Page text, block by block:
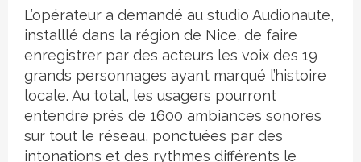
L’opérateur a demandé au studio Audionaute,
installlé dans la région de Nice, de faire
enregistrer par des acteurs les voix des 19
grands personnages ayant marqué l’histoire
locale. Au total, les usagers pourront
entendre près de 1600 ambiances sonores
sur tout le réseau, ponctuées par des
intonations et des rythmes différents le